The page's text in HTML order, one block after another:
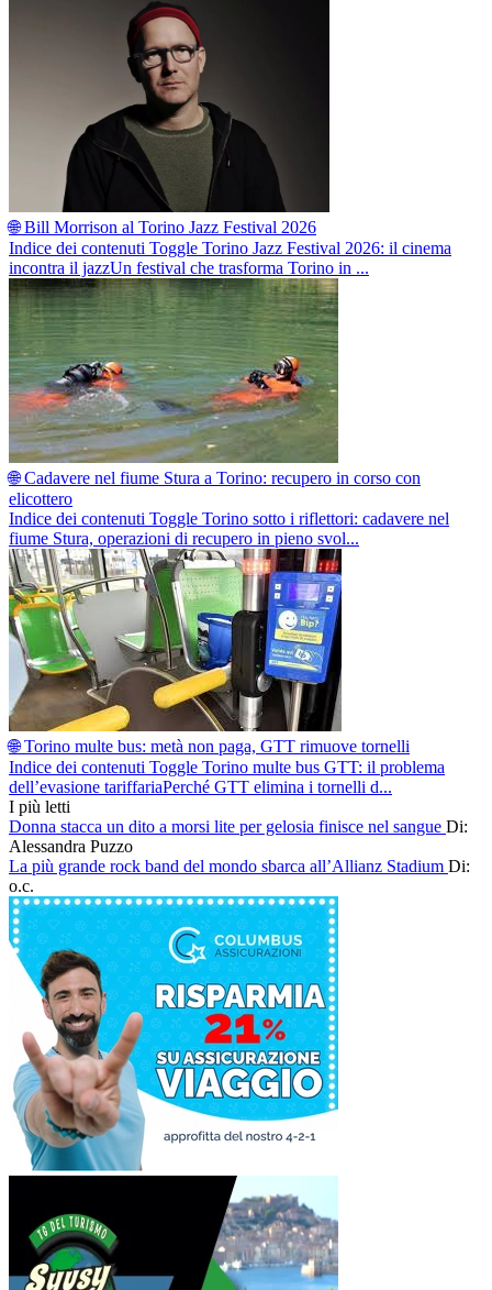
🌐 Bill Morrison al Torino Jazz Festival 2026
Indice dei contenuti Toggle Torino Jazz Festival 2026: il cinema
incontra il jazzUn festival che trasforma Torino in ...
🌐 Cadavere nel fiume Stura a Torino: recupero in corso con
elicottero
Indice dei contenuti Toggle Torino sotto i riflettori: cadavere nel
fiume Stura, operazioni di recupero in pieno svol...
🌐 Torino multe bus: metà non paga, GTT rimuove tornelli
Indice dei contenuti Toggle Torino multe bus GTT: il problema
dell’evasione tariffariaPerché GTT elimina i tornelli d...
I più letti
Donna stacca un dito a morsi lite per gelosia finisce nel sangue Di:
Alessandra Puzzo
La più grande rock band del mondo sbarca all’Allianz Stadium Di:
o.c.